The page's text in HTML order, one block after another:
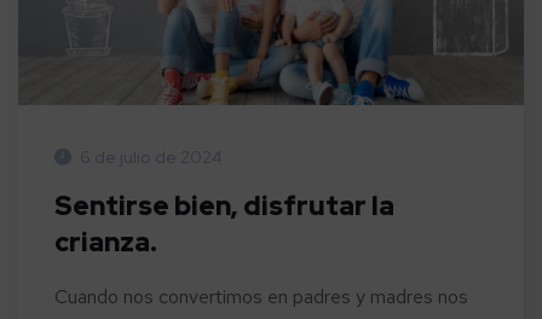
6 de julio de 2024
Sentirse bien, disfrutar la
crianza.
Cuando nos convertimos en padres y madres nos